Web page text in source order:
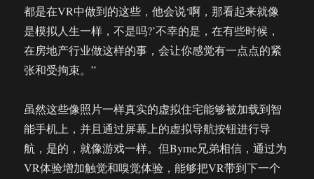
都是在VR中做到的这些，他会说‘啊，那看起来就像
是模拟人生一样，不是吗?’不幸的是，在有些时候，
在房地产行业做这样的事，会让你感觉有一点点的紧
张和受拘束。”
虽然这些像照片一样真实的虚拟住宅能够被加载到智
能手机上，并且通过屏幕上的虚拟导航按钮进行导
航，是的，就像游戏一样。但Byrne兄弟相信，通过为
VR体验增加触觉和嗅觉体验，能够把VR带到下一个